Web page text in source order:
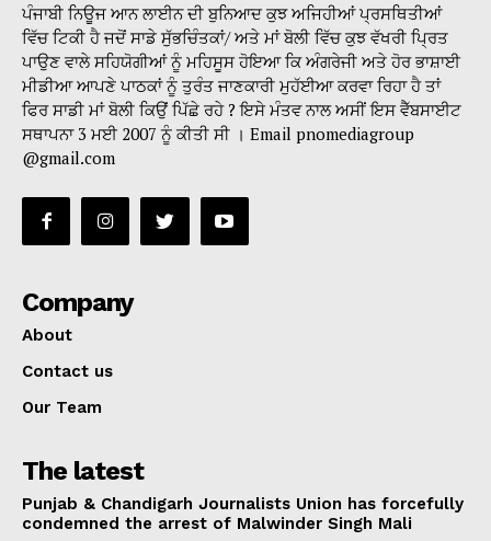
ਪੰਜਾਬੀ ਨਿਊਜ ਆਨ ਲਾਈਨ ਦੀ ਬੁਨਿਆਦ ਕੁਝ ਅਜਿਹੀਆਂ ਪ੍ਰਸਥਿਤੀਆਂ
ਵਿੱਚ ਟਿਕੀ ਹੈ ਜਦੋਂ ਸਾਡੇ ਸੁੱਭਚਿੰਤਕਾਂ/ ਅਤੇ ਮਾਂ ਬੋਲੀ ਵਿੱਚ ਕੁਝ ਵੱਖਰੀ ਪ੍ਰਿਤ
ਪਾਉਣ ਵਾਲੇ ਸਹਿਯੋਗੀਆਂ ਨੂੰ ਮਹਿਸੂਸ ਹੋਇਆ ਕਿ ਅੰਗਰੇਜੀ ਅਤੇ ਹੋਰ ਭਾਸ਼ਾਈ
ਮੀਡੀਆ ਆਪਣੇ ਪਾਠਕਾਂ ਨੂੰ ਤੁਰੰਤ ਜਾਣਕਾਰੀ ਮੁਹੱਈਆ ਕਰਵਾ ਰਿਹਾ ਹੈ ਤਾਂ
ਫਿਰ ਸਾਡੀ ਮਾਂ ਬੋਲੀ ਕਿਉਂ ਪਿੱਛੇ ਰਹੇ ? ਇਸੇ ਮੰਤਵ ਨਾਲ ਅਸੀਂ ਇਸ ਵੈੱਬਸਾਈਟ
ਸਥਾਪਨਾ 3 ਮਈ 2007 ਨੂੰ ਕੀਤੀ ਸੀ । Email pnomediagroup
@gmail.com
Company
About
Contact us
Our Team
The latest
Punjab & Chandigarh Journalists Union has forcefully
condemned the arrest of Malwinder Singh Mali